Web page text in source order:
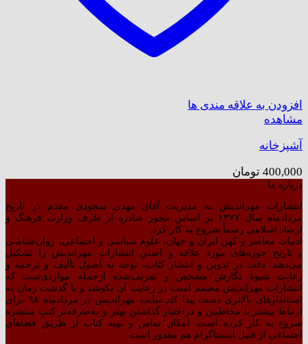
افزودن به علاقه مندی ها
مشاهده
آشپزخانه
400,000 تومان
درباره ما
انتشارات مهراندیش به مدیریت آقای مهدی سجودی مقدم در تاریخ
مردادماه سال ۱۳۷۷ بر اساس مجوز صادره از طرف وزارت فرهنگ و
ارشاد اسلامی رسماً شروع به کار کرد.
ادبیات معاصر و کهن ایران و جهان، علوم سیاسی و اجتماعی، روان‌شناسی
و تاریخ حوزه‌های مورد علاقه و اصلیِ انتشارات مهراندیش را تشکیل
می‌دهند. دقت در تدوین و انتشار کتاب،‌ توجه به اصول تألیف و ترجمه و
رعایت شیوهٔ نگارش مشخص و تعریف‌شده ازجمله مواردی‌ست که
انتشارات مهراندیش مصمم است در رعایت آن بکوشد و با گذشت زمان به
استاندارهای بالاتری دست پیدا کند.سایت مهراندیش در مردادماه ۹۸ برای
ارتباط بیشتر با مخاطبین و دراختیار گذاشتنِ بهتر و به‌صرفه‌تر کتبِ منتشره
شروع به کار کرده است. امکان تماس و تهیه کتاب از طریق فضاهای
اجتماعی از قبیل اینستاگرام هم مقدور است.